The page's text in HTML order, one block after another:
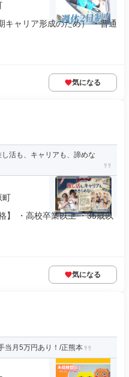
キャリア形成のため） ・普通
気になる
活も、キャリアも、諦めな
町
】 ・高校卒業以上 ・35歳以
気になる
当月5万円あり！/正熊本